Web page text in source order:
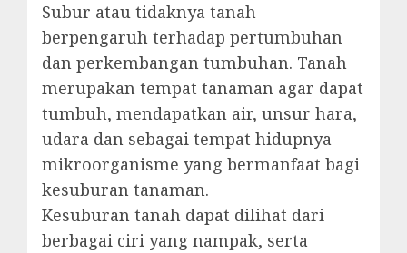
Subur atau tidaknya tanah
berpengaruh terhadap pertumbuhan
dan perkembangan tumbuhan. Tanah
merupakan tempat tanaman agar dapat
tumbuh, mendapatkan air, unsur hara,
udara dan sebagai tempat hidupnya
mikroorganisme yang bermanfaat bagi
kesuburan tanaman.
Kesuburan tanah dapat dilihat dari
berbagai ciri yang nampak, serta